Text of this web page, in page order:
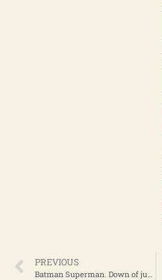
PREVIOUS